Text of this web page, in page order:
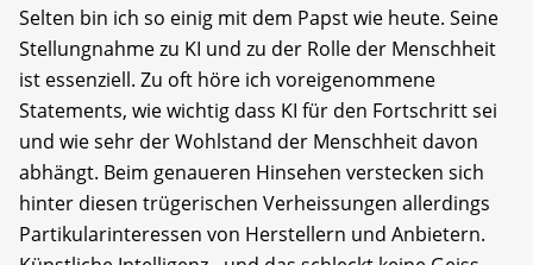
Selten bin ich so einig mit dem Papst wie heute. Seine
Stellungnahme zu KI und zu der Rolle der Menschheit
ist essenziell. Zu oft höre ich voreigenommene
Statements, wie wichtig dass KI für den Fortschritt sei
und wie sehr der Wohlstand der Menschheit davon
abhängt. Beim genaueren Hinsehen verstecken sich
hinter diesen trügerischen Verheissungen allerdings
Partikularinteressen von Herstellern und Anbietern.